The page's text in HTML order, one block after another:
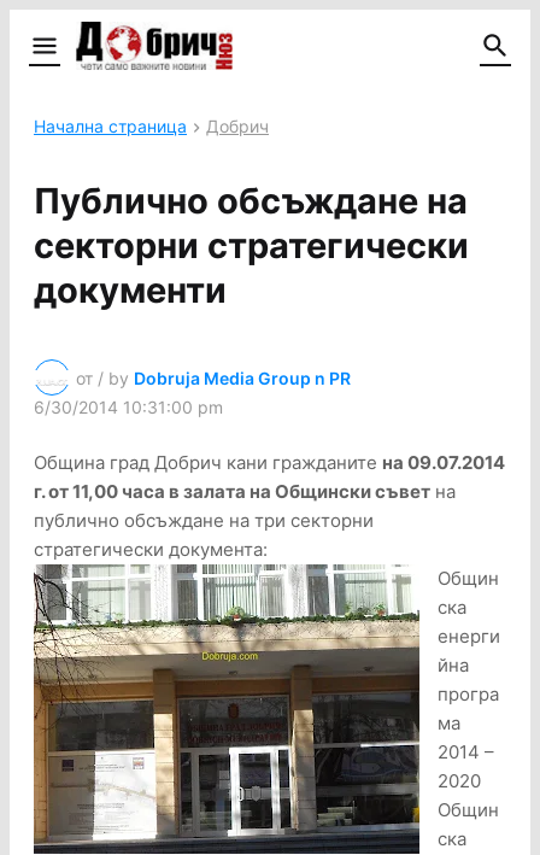
Начална страница Добрич
Публично обсъждане на
секторни стратегически
документи
от / by Dobruja Media Group n PR
6/30/2014 10:31:00 pm
Община град Добрич кани гражданите на 09.07.2014
г. от 11,00 часа в залата на Общински съвет на
публично обсъждане на три секторни
стратегически документа:
Общин
ска
енерги
йна
програ
ма
2014 –
2020
Общин
ска